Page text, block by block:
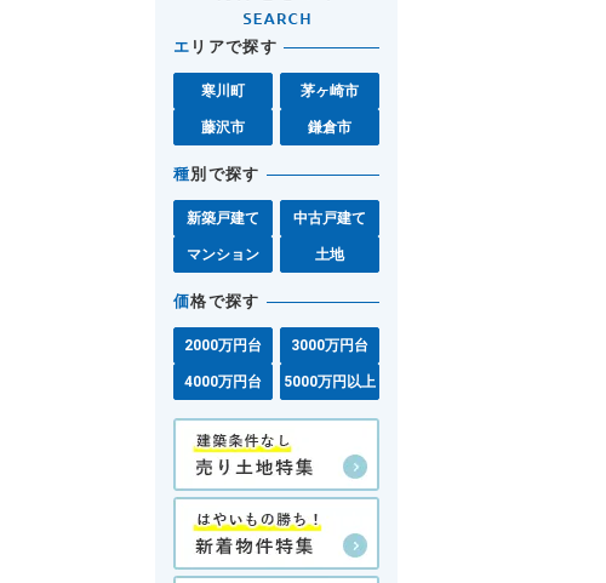
エ リアで探す
寒川町 茅ヶ崎市
藤沢市 鎌倉市
種別で探す
新築戸建て 中古戸建て
マンション 土地
価格で探す
2000万円台 3000万円台
4000万円台 5000万円以上